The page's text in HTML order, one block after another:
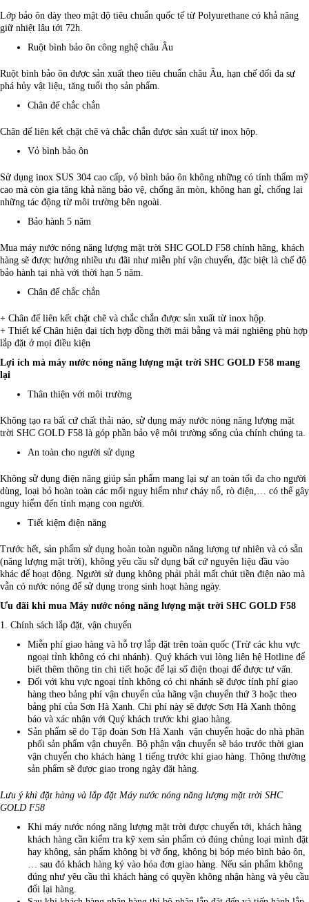
Lớp bảo ôn dày theo mật độ tiêu chuẩn quốc tế từ Polyurethane có khả năng
giữ nhiệt lâu tới 72h.
Ruột bình bảo ôn công nghệ châu Âu
Ruột bình bảo ôn được sản xuất theo tiêu chuẩn châu Âu, hạn chế đối đa sự
phá hủy vật liệu, tăng tuổi thọ sản phẩm.
Chân đế chắc chắn
Chân đế liên kết chặt chẽ và chắc chắn được sản xuất từ inox hộp.
Vỏ bình bảo ôn
Sử dụng inox SUS 304 cao cấp, vỏ bình bảo ôn không những có tính thẩm mỹ
cao mà còn gia tăng khả năng bảo vệ, chống ăn mòn, không han gỉ, chống lại
những tác động từ môi trường bên ngoài.
Bảo hành 5 năm
Mua máy nước nóng năng lượng mặt trời SHC GOLD F58 chính hãng, khách
hàng sẽ được hưởng nhiều ưu đãi như miễn phí vận chuyển, đặc biệt là chế độ
bảo hành tại nhà với thời hạn 5 năm.
Chân đế chắc chắn
+ Chân đế liên kết chặt chẽ và chắc chắn được sản xuất từ inox hộp.
+ Thiết kế Chân hiện đại tích hợp đồng thời mái bằng và mái nghiêng phù hợp
lắp đặt ở mọi điều kiện
Lợi ích mà máy nước nóng năng lượng mặt trời SHC GOLD F58 mang
lại
Thân thiện với môi trường
Không tạo ra bất cứ chất thải nào, sử dụng máy nước nóng năng lượng mặt
trời SHC GOLD F58 là góp phần bảo vệ môi trường sống của chính chúng ta.
An toàn cho người sử dụng
Không sử dụng điện năng giúp sản phẩm mang lại sự an toàn tối đa cho người
dùng, loại bỏ hoàn toàn các mối nguy hiểm như cháy nổ, rò điện,… có thể gây
nguy hiểm đến tính mạng con người.
Tiết kiệm điện năng
Trước hết, sản phẩm sử dụng hoàn toàn nguồn năng lượng tự nhiên và có sẵn
(năng lượng mặt trời), không yêu cầu sử dụng bất cứ nguyên liệu đầu vào
khác để hoạt động. Người sử dụng không phải phải mất chút tiền điện nào mà
vẫn có nước nóng để sử dụng trong sinh hoạt hàng ngày.
Ưu đãi khi mua Máy nước nóng năng lượng mặt trời SHC GOLD F58
1. Chính sách lắp đặt, vận chuyển
Miễn phí giao hàng và hỗ trợ lắp đặt trên toàn quốc (Trừ các khu vực
ngoại tỉnh không có chi nhánh). Quý khách vui lòng liên hệ Hotline để
biết thêm thông tin chi tiết hoặc để lại số điện thoại để được tư vấn.
Đối với khu vực ngoại tỉnh không có chi nhánh sẽ được tính phí giao
hàng theo bảng phí vận chuyển của hãng vận chuyển thứ 3 hoặc theo
bảng phí của Sơn Hà Xanh. Chi phí này sẽ được Sơn Hà Xanh thông
báo và xác nhận với Quý khách trước khi giao hàng.
Sản phẩm sẽ do Tập đoàn Sơn Hà Xanh vận chuyển hoặc do nhà phân
phối sản phẩm vận chuyển. Bộ phận vận chuyển sẽ báo trước thời gian
vận chuyển cho khách hàng 1 tiếng trước khi giao hàng. Thông thường
sản phẩm sẽ được giao trong ngày đặt hàng.
Lưu ý khi đặt hàng và lắp đặt Máy nước nóng năng lượng mặt trời SHC
GOLD F58
Khi máy nước nóng năng lượng mặt trời được chuyển tới, khách hàng
khách hàng cần kiểm tra kỹ xem sản phẩm có đúng chủng loại mình đặt
hay không, sản phẩm không bị vỡ ống, không bị bóp méo bình bảo ôn,
… sau đó khách hàng ký vào hóa đơn giao hàng. Nếu sản phẩm không
đúng như yêu cầu thì khách hàng có quyền không nhận hàng và yêu cầu
đổi lại hàng.